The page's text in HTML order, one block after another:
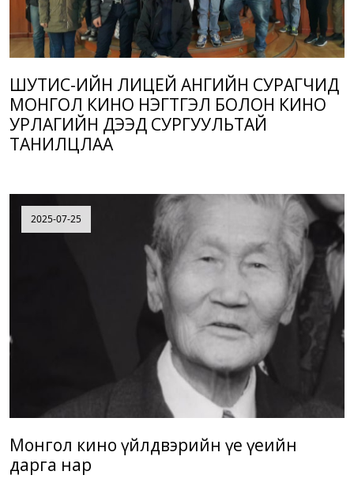
ШУТИС-ИЙН ЛИЦЕЙ АНГИЙН СУРАГЧИД
МОНГОЛ КИНО НЭГТГЭЛ БОЛОН КИНО
УРЛАГИЙН ДЭЭД СУРГУУЛЬТАЙ
ТАНИЛЦЛАА
2025-07-25
Монгол кино үйлдвэрийн үе үеийн
дарга нар